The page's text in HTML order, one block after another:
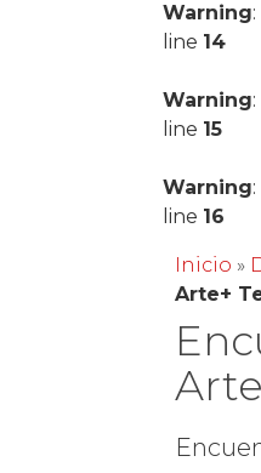
Warning
line 14
Warning
line 15
Warning
line 16
Inicio »
Arte+